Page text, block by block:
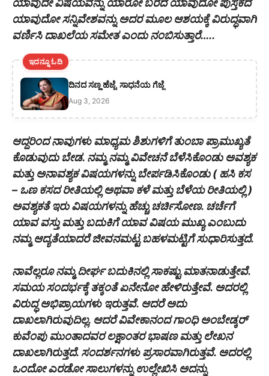
ಯಾವುದೇ ವಿಷಯವನ್ನು ಯಾರೋ ಬರೆದ ಯಾವುದೋ ಪುಸ್ತಕದ
ಯಾವುದೋ ಸನ್ನಿವೇಶವನ್ನು ಅದರ ಮೂಲ ಆಶಯಕ್ಕೆ ವಿರುದ್ಧವಾಗಿ
ವರ್ಣಿಸಿ ದಾಖಲೆಯ ಸಮೇತ ಎಂದು ನಂಬಿಸುತ್ತಾರೆ…..
ಇದನ್ನೂ ಓದಿ
ದಿನದ ಸಣ್ಣ ಹೆಜ್ಜೆ, ಸಾಧನೆಯ ಗೆಜ್ಜೆ
Aug 3, 2026
ಆದ್ದರಿಂದ ನಾವುಗಳು ಮಾಧ್ಯಮ ಶಿಶುಗಳಿಗೆ ತುಂಬಾ ಪ್ರಾಮುಖ್ಯತೆ
ಕೊಡುವುದು ಬೇಡ. ನಮ್ಮ ನಮ್ಮ ವಿವೇಚನೆ ಬೆಳೆಸಿಕೊಂಡು ಅವಶ್ಯಕ
ಮತ್ತು ಅನಾವಶ್ಯಕ ವಿಷಯಗಳನ್ನು ಬೇರ್ಪಡಿಸಿಕೊಂಡು ( ಹಸಿ ಕಸ
– ಒಣ ಕಸದ ರೀತಿಯಲ್ಲಿ ಅಥವಾ ಕಳೆ ಮತ್ತು ಬೆಳೆಯ ರೀತಿಯಲ್ಲಿ )
ಅವಶ್ಯಕತೆ ಇರು ವಿಷಯಗಳನ್ನು ಹೆಚ್ಚು ಚರ್ಚಿಸೋಣ. ಚರ್ಚೆಗೆ
ಯಾವ ವಸ್ತು ಮತ್ತು ಬದುಕಿಗೆ ಯಾವ ವಿಷಯ ಮುಖ್ಯ ಎಂಬುದು
ನಮ್ಮ ಆದ್ಯತೆಯಾದರೆ ಜೀವನಮಟ್ಟ ಬಹಳಮಟ್ಟಿಗೆ ಸುಧಾರಿಸುತ್ತದೆ.
ನಾವೆಲ್ಲರೂ ನಮ್ಮ ದೀರ್ಘ ಬದುಕಿನಲ್ಲಿ ಸಾಕಷ್ಟು ಮಾತನಾಡುತ್ತೇವೆ.
ಸಮಯ ಸಂದರ್ಭಕ್ಕೆ ತಕ್ಕಂತೆ ಏನೇನೋ ಹೇಳಿರುತ್ತೇವೆ. ಅದರಲ್ಲಿ
ವಿರುದ್ಧ ಅಭಿಪ್ರಾಯಗಳು ಇರುತ್ತವೆ. ಆದರೆ ಅದು‌
ದಾಖಲಾಗಿರುವುದಿಲ್ಲ. ಆದರೆ ವಿವೇಕಾನಂದ ಗಾಂಧಿ ಅಂಬೇಡ್ಕರ್
ಕುವೆಂಪು ಮುಂತಾದವರ ಲಕ್ಷಾಂತರ ಭಾಷಣ ಮತ್ತು ಲೇಖನ
ದಾಖಲಾಗಿರುತ್ತದೆ. ಸಂದರ್ಶನಗಳು ಪ್ರಸಾರವಾಗಿರುತ್ತವೆ. ಅದರಲ್ಲಿ
ಒಂದೋ ಎರಡೋ ಸಾಲುಗಳನ್ನು ಉಲ್ಲೇಖಿಸಿ ಅದನ್ನು